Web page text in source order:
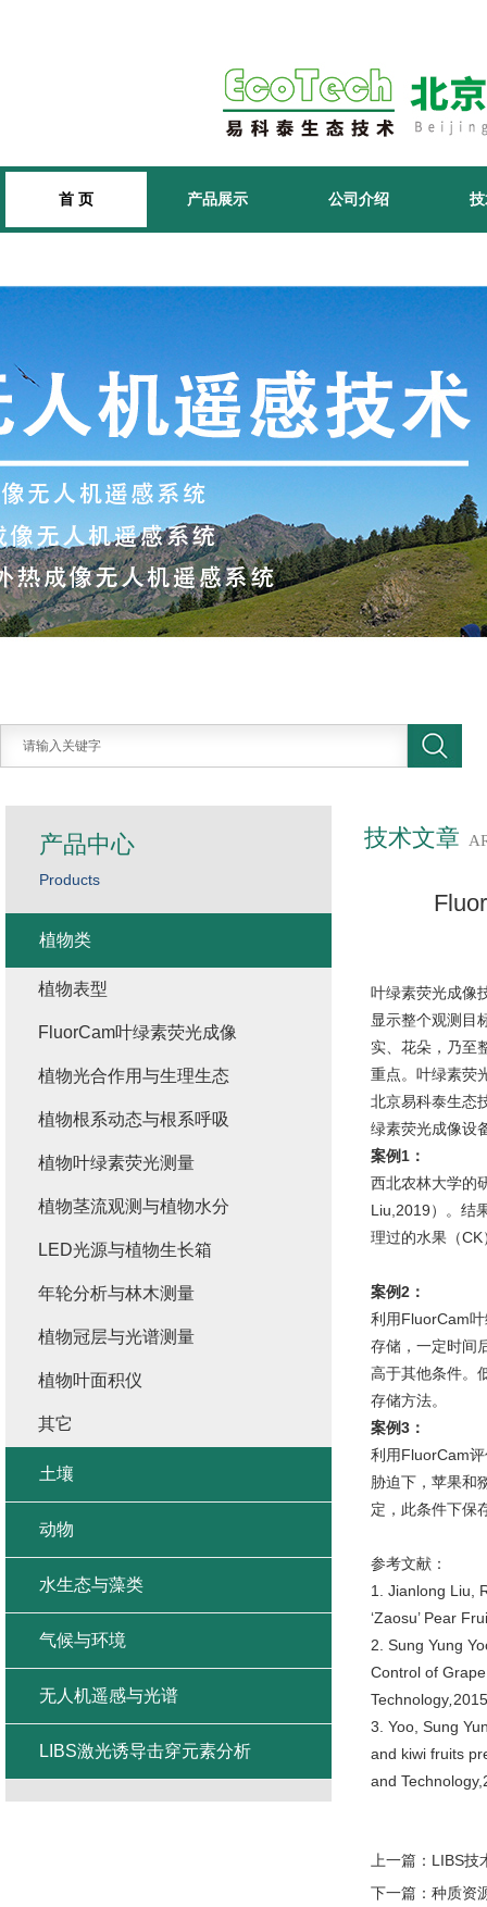
首 页 产品展示 公司介绍
技术文章
叶绿素荧光成像
显示整个观测目
实、花朵，乃至
重点。叶绿素荧
北京易科泰生态
绿素荧光成像设
案例1 ：
西北农林大学的
Liu,2019）。结
理过的水果（
案例2 ：
利用FluorCam
存储，一定时间
高于其他条件。
存储方法。
案例3 ：
利用FluorCam
胁迫下，苹果和
定，此条件下保
参考文献：
1. Jianlong Liu,
‘Zaosu’ Pear
2. Sung Yung
Control of
Technology 2015
3. Yoo, Sung
and kiwi fruits
and
上一篇： LIBS技
下一篇： 种质资
产品中心
Products
植物类
植物表型
FluorCam叶绿素荧光成像
植物光合作用与生理生态
植物根系动态与根系呼吸
植物叶绿素荧光测量
植物茎流观测与植物水分
LED光源与植物生长箱
年轮分析与林木测量
植物冠层与光谱测量
植物叶面积仪
其它
土壤
动物
水生态与藻类
气候与环境
无人机遥感与光谱
LIBS激光诱导击穿元素分析